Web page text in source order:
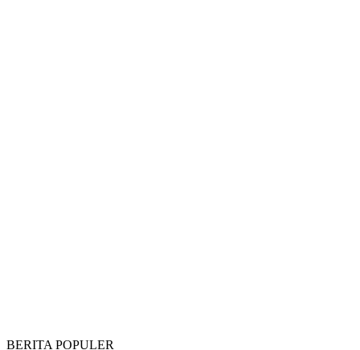
BERITA POPULER